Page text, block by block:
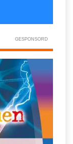
GESPONSORD